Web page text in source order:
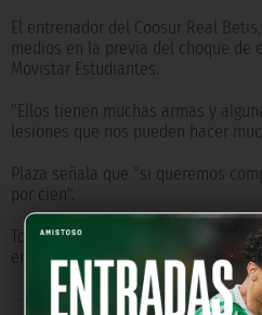
El entrenador del Coosur Real
medios en la previa del choque de
Movistar Estudiantes.
"Ellos tienen muchas armas y
lesiones que nos pueden hacer
Plaza señala que "si queremos
por cien".
Todas las palabras del técnico
en el vídeo que acompaña a la